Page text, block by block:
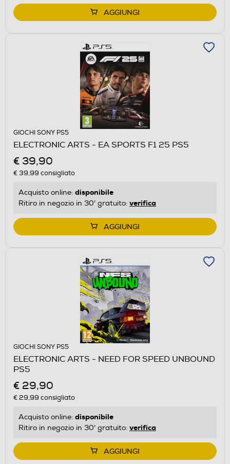
AGGIUNGI
GIOCHI SONY PS5
ELECTRONIC ARTS - EA SPORTS F1 25 PS5
€ 39,90
€ 39,99 consigliato
Acquisto online: disponibile
Ritiro in negozio in 30' gratuito: verifica
AGGIUNGI
GIOCHI SONY PS5
ELECTRONIC ARTS - NEED FOR SPEED UNBOUND
PS5
€ 29,90
€ 29,99 consigliato
Acquisto online: disponibile
Ritiro in negozio in 30' gratuito: verifica
AGGIUNGI